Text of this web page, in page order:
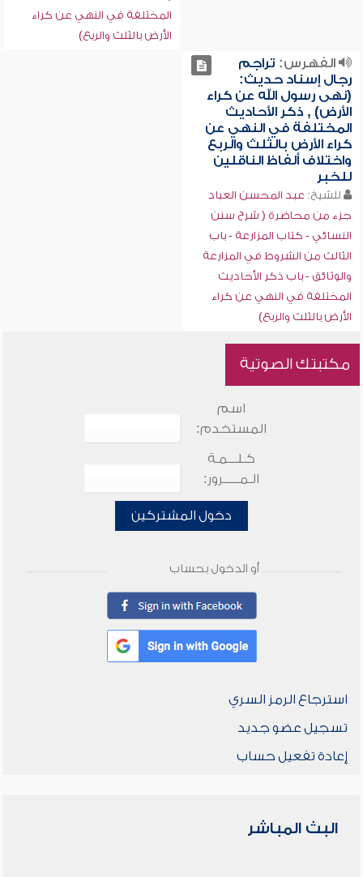
المختلفة في النهي عن كراء
الأرض بالثلث والربع)
الفهرس: تراجم
رجال إسناد حديث:
(نهى رسول الله عن كراء
الأرض) , ذكر الأحاديث
المختلفة في النهي عن
كراء الأرض بالثلث والربع
واختلاف ألفاظ الناقلين
للخبر
للشيخ: عبد المحسن العباد
جزء من محاضرة ( شرح سنن
النسائي - كتاب المزارعة - باب
الثالث من الشروط في المزارعة
والوثائق - باب ذكر الأحاديث
المختلفة في النهي عن كراء
الأرض بالثلث والربع)
مكتبتك الصوتية
اسم
المستخدم:
كـلـــمـة
الـمـــــرور:
دخول المشتركين
أو الدخول بحساب
استرجاع الرمز السري
تسجيل عضو جديد
إعادة تفعيل حساب
البث المباشر